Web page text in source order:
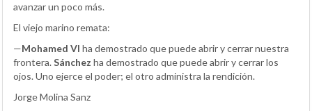
avanzar un poco más.
El viejo marino remata:
—Mohamed VI ha demostrado que puede abrir y cerrar nuestra
frontera.Sánchez ha demostrado que puede abrir y cerrar los
ojos. Uno ejerce el poder; el otro administra la rendición.
Jorge Molina Sanz